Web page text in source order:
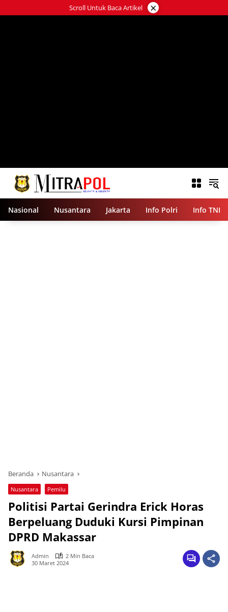
ke
Scroll Untuk Baca Artikel ×
Nasional Nusantara Jakarta Info Polri Info TNI
Beranda Nusantara
Nusantara Pemilu
Politisi Partai Gerindra Erick Horas
Berpeluang Duduki Kursi Pimpinan
DPRD Makassar
Admin
2 Min Baca
30 Maret 2024